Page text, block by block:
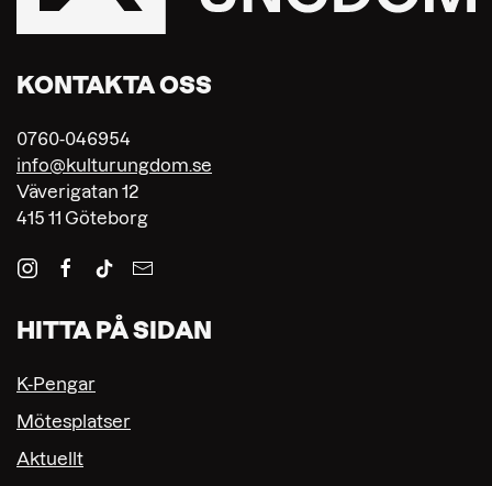
KONTAKTA OSS
0760-046954
info@kulturungdom.se
Väverigatan 12
415 11 Göteborg
HITTA PÅ SIDAN
K-Pengar
Mötesplatser
Aktuellt